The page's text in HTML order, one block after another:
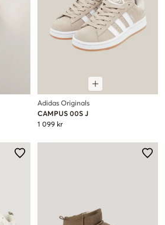
Adidas Originals
CAMPUS 00S J
1 099 kr